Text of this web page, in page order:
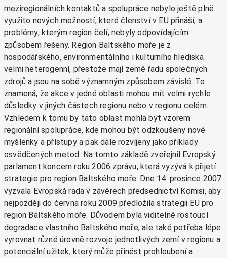
meziregionálních kontaktů a spolupráce nebylo ještě plně
využito nových možností, které členství v EU přináší, a
problémy, kterým region čelí, nebyly odpovídajícím
způsobem řešeny. Region Baltského moře je z
hospodářského, environmentálního i kulturního hlediska
velmi heterogenní, přestože mají země řadu společných
zdrojů a jsou na sobě významným způsobem závislé. To
znamená, že akce v jedné oblasti mohou mít velmi rychle
důsledky v jiných částech regionu nebo v regionu celém.
Vzhledem k tomu by tato oblast mohla být vzorem
regionální spolupráce, kde mohou být odzkoušeny nové
myšlenky a přístupy a pak dále rozvíjeny jako příklady
osvědčených metod. Na tomto základě zveřejnil Evropský
parlament koncem roku 2006 zprávu, která vyzývá k přijetí
strategie pro region Baltského moře. Dne 14. prosince 2007
vyzvala Evropská rada v závěrech předsednictví Komisi, aby
nejpozději do června roku 2009 předložila strategii EU pro
region Baltského moře. Důvodem byla viditelně rostoucí
degradace vlastního Baltského moře, ale také potřeba lépe
vyrovnat různé úrovně rozvoje jednotlivých zemí v regionu a
potenciální užitek, který může přinést prohloubení a